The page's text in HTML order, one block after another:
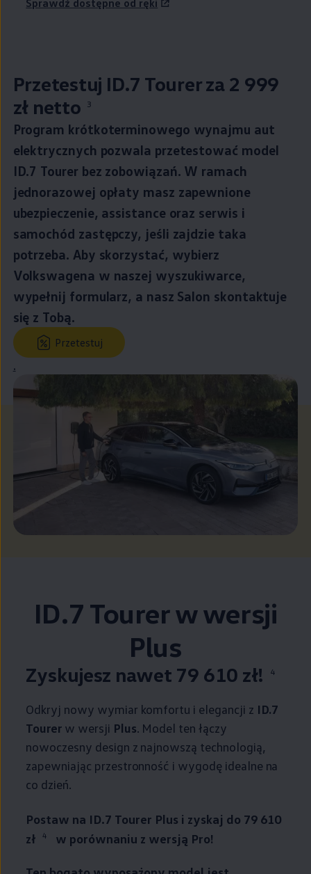
Sprawdź dostępne od ręki
Przetestuj ID.7 Tourer za 2 999
zł netto
3
Cena w leasingu:
Program krótkoterminowego wynajmu aut
elektrycznych pozwala przetestować model
ID.7 Tourer bez zobowiązań. W ramach
jednorazowej opłaty masz zapewnione
ubezpieczenie, assistance oraz serwis i
samochód zastępczy, jeśli zajdzie taka
potrzeba. Aby skorzystać, wybierz
Volkswagena w naszej wyszukiwarce,
wypełnij formularz, a nasz Salon skontaktuje
się z Tobą.
Przetestuj
.
ID.7 Tourer w wersji
Plus
Zyskujesz nawet 79 610 zł! 4
Odkryj nowy wymiar komfortu i elegancji z ID.7
Tourer w wersji Plus. Model ten łączy
nowoczesny design z najnowszą technologią,
zapewniając przestronność i wygodę idealne na
co dzień.
Postaw na ID.7 Tourer Plus i zyskaj do 79 610
zł
4 w porównaniu z wersją Pro!